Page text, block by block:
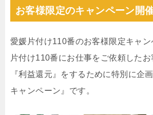
お客様限定のキャンペーン開
愛媛片付け110番のお客様限定キャ
片付け110番にお仕事をご依頼したお
『利益還元』をするために特別に企
キャンペーン』です。